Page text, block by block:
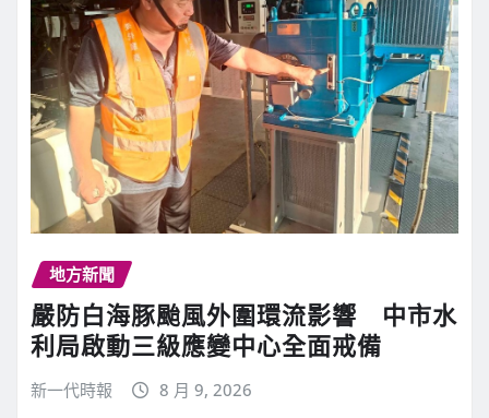
地方新聞
嚴防白海豚颱風外圍環流影響 中市水
利局啟動三級應變中心全面戒備
新一代時報 8 月 9, 2026